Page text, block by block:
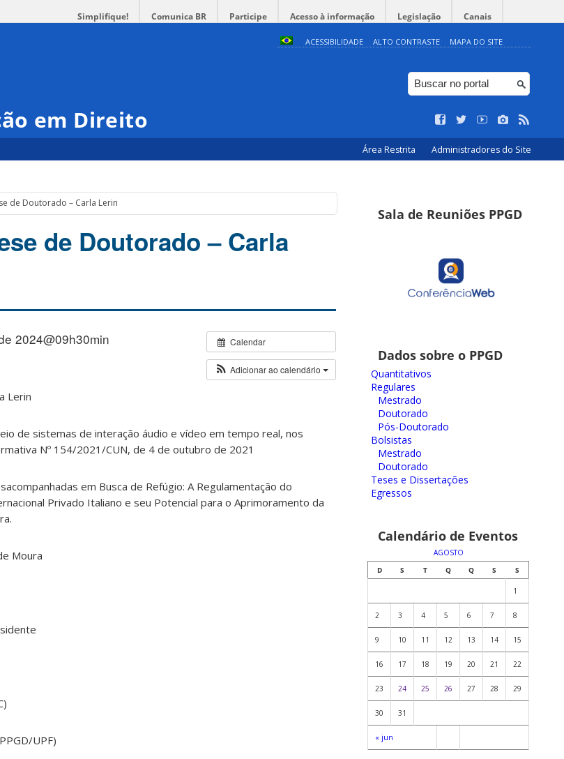
Simplifique! Comunica BR Participe Acesso à informação Legislação Canais
ACESSIBILIDADE ALTO CONTRASTE MAPA DO SITE
em Direito
Área Restrita Administradores do Site
de Doutorado – Carla Lerin
de Doutorado – Carla
Calendar
Adicionar ao calendário
2024@09h30min
Lerin
de sistemas de interação áudio e vídeo em tempo real, nos
Nº 154/2021/CUN, de 4 de outubro de 2021
em Busca de Refúgio: A Regulamentação do
Privado Italiano e seu Potencial para o Aprimoramento da
Moura
UPF)
Sala de Reuniões PPGD
Dados sobre o PPGD
Quantitativos
Regulares
Mestrado
Doutorado
Pós-Doutorado
Bolsistas
Mestrado
Doutorado
Teses e Dissertações
Egressos
Calendário de Eventos
AGOSTO
D
S T Q Q S S
« jun
1
2 3 4 5 6 7 8
9 10 11 12 13 14 15
16 17 18 19 20 21 22
23 24 25 26 27 28 29
30 31